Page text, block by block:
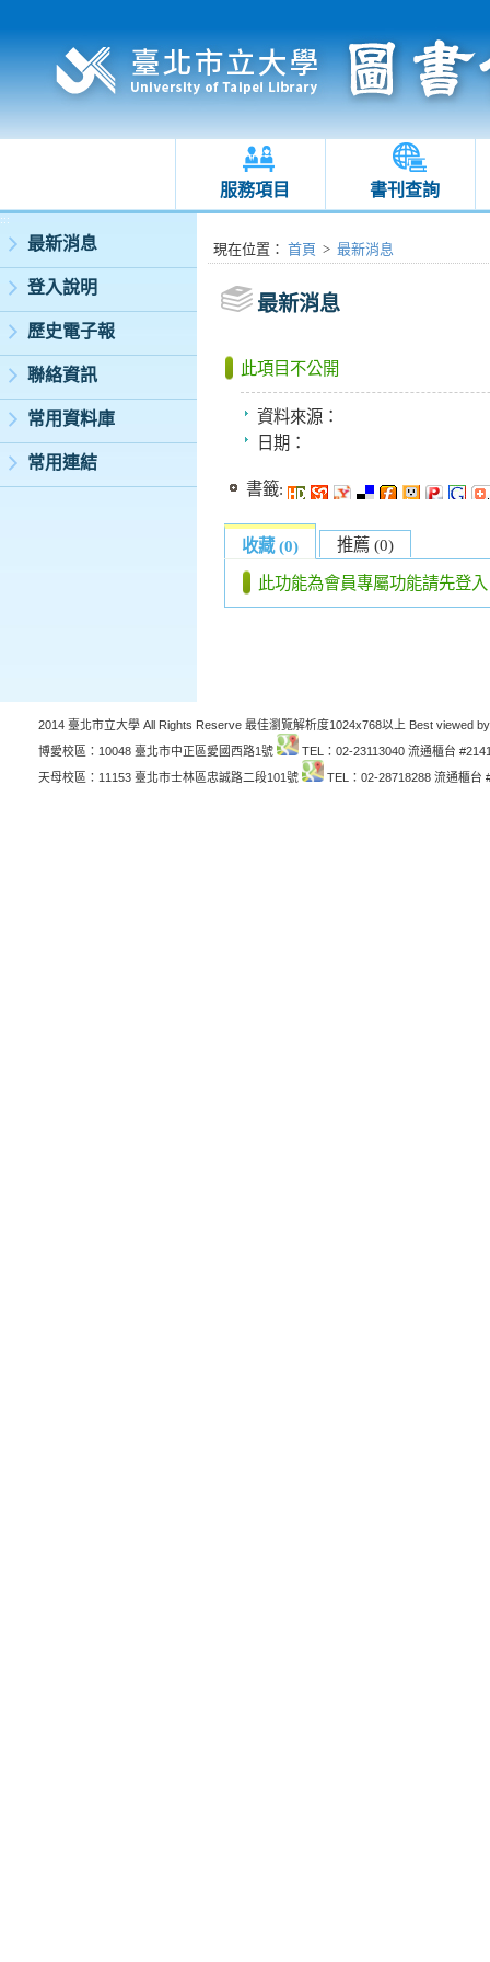
服務項目 書刊查詢
:::
最新消息
登入說明
歷史電子報
聯絡資訊
常用資料庫
常用連結
:::現在位置 ： 首頁 > 最新消息
最新消息
此項目不公開
資料來源：
日期：
書籤:
收藏 (0) 推薦 (0)
此功能為會員專屬功能請先登入
2014 臺北市立大學 All Rights Reserve 最佳瀏覽解析度1024x768以上 Best viewed
博愛校區：10048 臺北市中正區愛國西路1號
TEL：02-23113040 流通櫃台
天母校區：11153 臺北市士林區忠誠路二段101號
TEL：02-28718288 流通櫃台